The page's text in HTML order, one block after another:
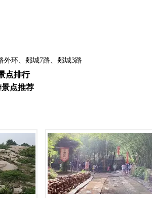
外环、郯城7路、郯城3路
点排行
点推荐